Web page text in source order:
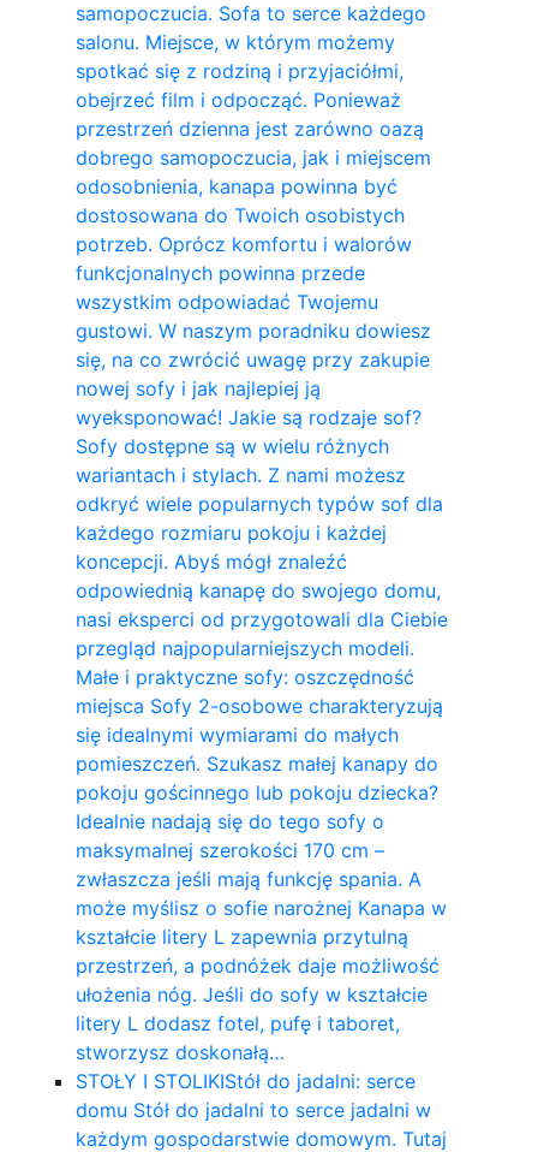
samopoczucia. Sofa to serce każdego
salonu. Miejsce, w którym możemy
spotkać się z rodziną i przyjaciółmi,
obejrzeć film i odpocząć. Ponieważ
przestrzeń dzienna jest zarówno oazą
dobrego samopoczucia, jak i miejscem
odosobnienia, kanapa powinna być
dostosowana do Twoich osobistych
potrzeb. Oprócz komfortu i walorów
funkcjonalnych powinna przede
wszystkim odpowiadać Twojemu
gustowi. W naszym poradniku dowiesz
się, na co zwrócić uwagę przy zakupie
nowej sofy i jak najlepiej ją
wyeksponować! Jakie są rodzaje sof?
Sofy dostępne są w wielu różnych
wariantach i stylach. Z nami możesz
odkryć wiele popularnych typów sof dla
każdego rozmiaru pokoju i każdej
koncepcji. Abyś mógł znaleźć
odpowiednią kanapę do swojego domu,
nasi eksperci od przygotowali dla Ciebie
przegląd najpopularniejszych modeli.
Małe i praktyczne sofy: oszczędność
miejsca Sofy 2-osobowe charakteryzują
się idealnymi wymiarami do małych
pomieszczeń. Szukasz małej kanapy do
pokoju gościnnego lub pokoju dziecka?
Idealnie nadają się do tego sofy o
maksymalnej szerokości 170 cm –
zwłaszcza jeśli mają funkcję spania. A
może myślisz o sofie narożnej Kanapa w
kształcie litery L zapewnia przytulną
przestrzeń, a podnóżek daje możliwość
ułożenia nóg. Jeśli do sofy w kształcie
litery L dodasz fotel, pufę i taboret,
stworzysz doskonałą…
STOŁY I STOLIKIStół do jadalni: serce
domu Stół do jadalni to serce jadalni w
każdym gospodarstwie domowym. Tutaj